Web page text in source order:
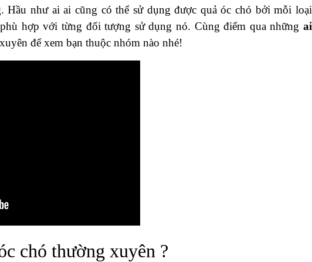
Hầu như ai ai cũng có thể sử dụng được quả óc chó bởi mỗi loại
hợp với từng đối tượng sử dụng nó. Cùng điểm qua những ai
để xem bạn thuộc nhóm nào nhé!
chó thường xuyên ?